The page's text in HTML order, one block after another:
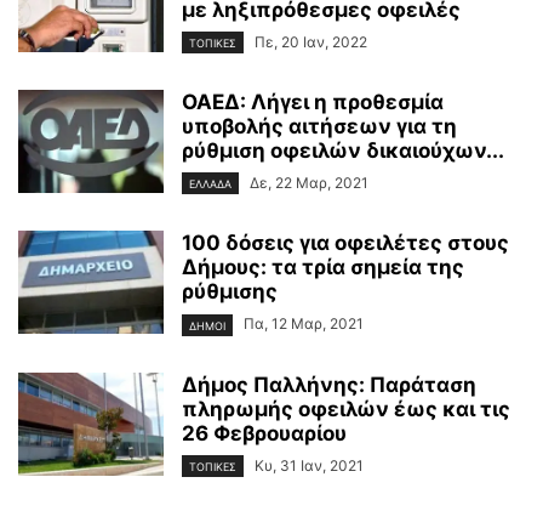
με ληξιπρόθεσμες οφειλές
ΤΟΠΙΚΕΣ Πε, 20 Ιαν, 2022
ΟΑΕΔ: Λήγει η προθεσμία
υποβολής αιτήσεων για τη
ρύθμιση οφειλών δικαιούχων...
ΕΛΛΑΔΑ Δε, 22 Μαρ, 2021
100 δόσεις για οφειλέτες στους
Δήμους: τα τρία σημεία της
ρύθμισης
ΔΗΜΟΙ Πα, 12 Μαρ, 2021
Δήμος Παλλήνης: Παράταση
πληρωμής οφειλών έως και τις
26 Φεβρουαρίου
ΤΟΠΙΚΕΣ Κυ, 31 Ιαν, 2021